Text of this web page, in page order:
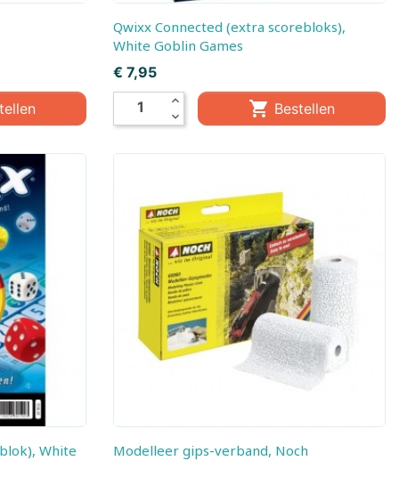
Qwixx Connected (extra scorebloks),
White Goblin Games
Prijs
€ 7,95
expand_less
expand_more
 Bestellen
Modelleer gips-verband, Noch